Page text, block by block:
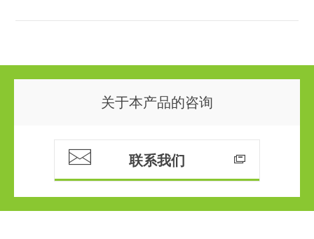
关于本产品的咨询
联系我们